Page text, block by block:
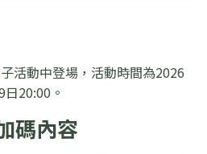
活動中登場，活動時間為2026
20:00。
碼內容